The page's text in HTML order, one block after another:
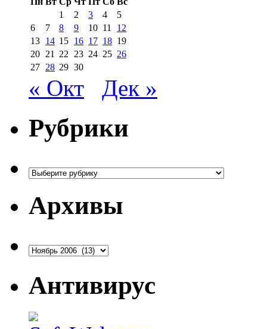
1
2 3 4
5
6
7 8 9 10 11
12
13 14 15 16 17 18 19
20 21 22 23 24 25 26
27 28 29 30
« Окт Дек »
Рубрики
Рубрики
Архивы
Антивирус